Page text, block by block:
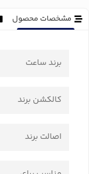
مشخصات محصول
برند ساعت
کالکشن برند
اصالت برند